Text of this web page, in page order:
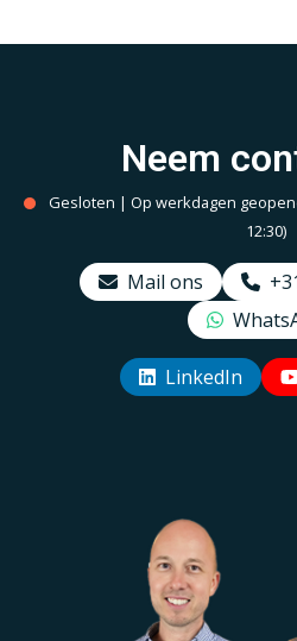
Neem
Gesloten | Op werkdagen
12:30)
Mail ons
LinkedIn